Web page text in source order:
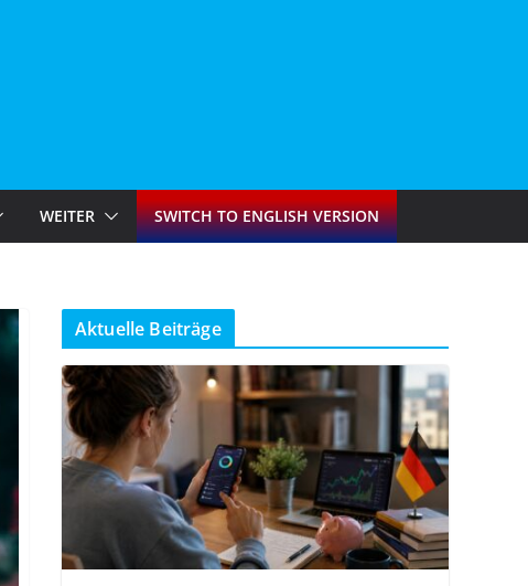
WEITER SWITCH TO ENGLISH VERSION
Aktuelle Beiträge